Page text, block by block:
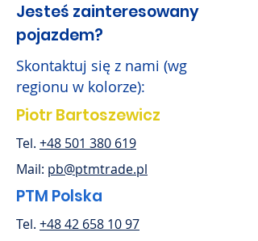
Jesteś zainteresowany
pojazdem?
Skontaktuj się z nami (wg
regionu w kolorze):
Piotr Bartoszewicz
Tel. +48 501 380 619
Mail: pb@ptmtrade.pl
PTM Polska
Tel. +48 42 658 10 97